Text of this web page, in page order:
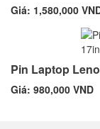
Giá: 1,580,000
Pin Laptop
Giá: 980,000 VND